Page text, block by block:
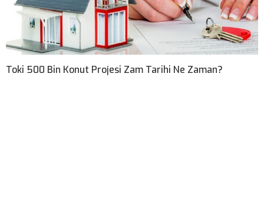
Toki 500 Bin Konut Projesi Zam Tarihi Ne Zaman?